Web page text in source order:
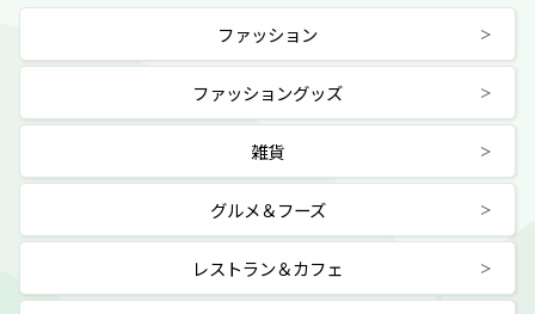
ファッション
ファッショングッズ
雑貨
グルメ＆フーズ
レストラン＆カフェ